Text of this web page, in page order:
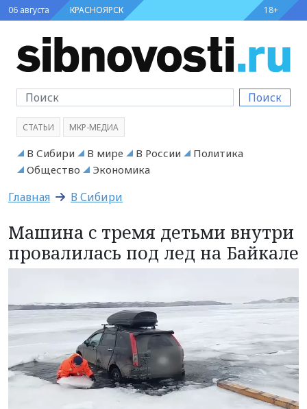
06 августа КРАСНОЯРСК 18+
Поиск
СТАТЬИ МКР-МЕДИА
В Сибири В мире В России
Политика
Общество
Экономика
Главная В Сибири
Машина с тремя детьми внутри
провалилась под лед на Байкале